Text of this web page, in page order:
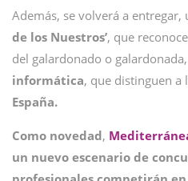
Además, se volverá a entregar,
de los Nuestros’, que
del galardonado o
informática, que distinguen a
España.
Como novedad,
un nuevo escenario de